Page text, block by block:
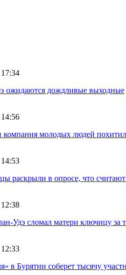
17:34
ожидаются дождливые выходные
14:56
компания молодых людей
14:53
раскрыли в опросе, что
12:38
Удэ сломал матери ключицу за
12:33
в Бурятии соберет тысячу